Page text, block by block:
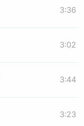
3:36
3:02
3:44
3:23